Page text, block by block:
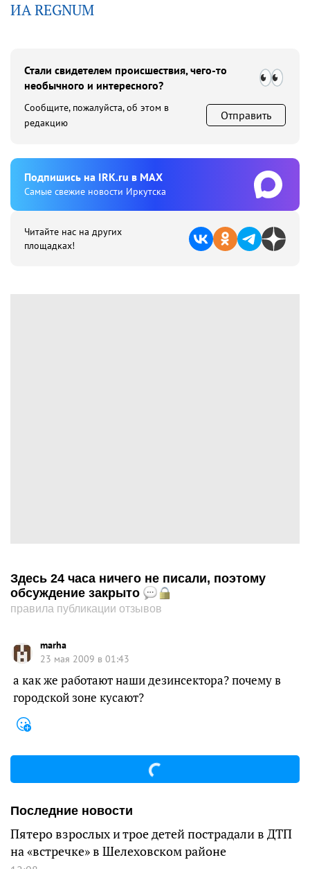
ИА REGNUM
Стали свидетелем происшествия, чего-то
необычного и интересного?
Сообщите, пожалуйста, об этом в
редакцию
Отправить
Подпишиcь на IRK.ru в MAX
Cамые свежие новости Иркутска
Читайте нас на других
площадках!
Здесь 24 часа ничего не писали, поэтому
обсуждение закрыто
правила публикации отзывов
marha
23 мая 2009 в 01:43
а как же работают наши дезинсектора? почему в
городской зоне кусают?
Последние новости
Пятеро взрослых и трое детей пострадали в ДТП
на «встречке» в Шелеховском районе